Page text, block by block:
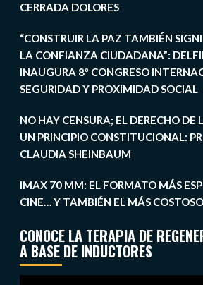
CERRADA DOLORES
“CONSTRUIR LA PAZ TAMBIÉN
LA CONFIANZA CIUDADANA”:
INAUGURA 8º CONGRESO
SEGURIDAD Y PROXIMIDAD SOCIAL
NO HAY CENSURA; EL DERECHO DE
UN PRINCIPIO CONSTITUCIONAL:
CLAUDIA SHEINBAUM
IMAX 70 MM: EL FORMATO MÁS
CINE… Y TAMBIÉN EL MÁS COSTOSO
CONOCE LA TERAPIA DE
A BASE DE INDUCTORES